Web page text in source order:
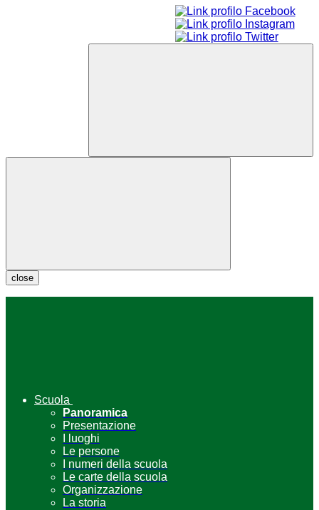
close
Scuola
Panoramica
Presentazione
I luoghi
Le persone
I numeri della scuola
Le carte della scuola
Organizzazione
La storia